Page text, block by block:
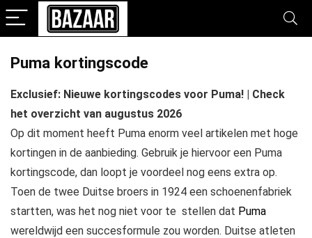
Puma kortingscode
Exclusief: Nieuwe kortingscodes voor Puma! | Check
het overzicht van augustus 2026
Op dit moment heeft Puma enorm veel artikelen met hoge
kortingen in de aanbieding. Gebruik je hiervoor een Puma
kortingscode, dan loopt je voordeel nog eens extra op.
Toen de twee Duitse broers in 1924 een schoenenfabriek
startten, was het nog niet voor te stellen dat Puma
wereldwijd een succesformule zou worden. Duitse atleten